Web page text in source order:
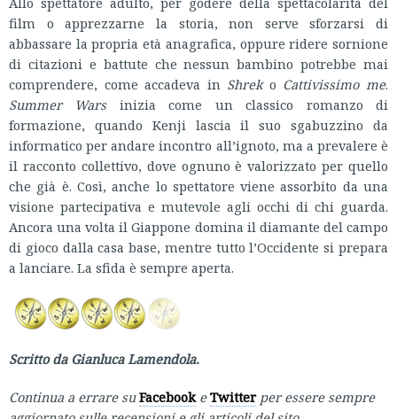
film o apprezzarne la storia, non serve sforzarsi di
abbassare la propria età anagrafica, oppure ridere sornione
di citazioni e battute che nessun bambino potrebbe mai
comprendere, come accadeva in Shreko Cattivissimo me.
Summer Warsinizia come un classico romanzo di
formazione, quando Kenji lascia il suo sgabuzzino da
informatico per andare incontro all’ignoto, ma a prevalere è
il racconto collettivo, dove ognuno è valorizzato per quello
che già è. Così, anche lo spettatore viene assorbito da una
visione partecipativa e mutevole agli occhi di chi guarda.
Ancora una volta il Giappone domina il diamante del campo
di gioco dalla casa base, mentre tutto l’Occidente si prepara
a lanciare. La sfida è sempre aperta.
Scritto da Gianluca Lamendola.
Continua a errare suFacebookeTwitter per essere sempre